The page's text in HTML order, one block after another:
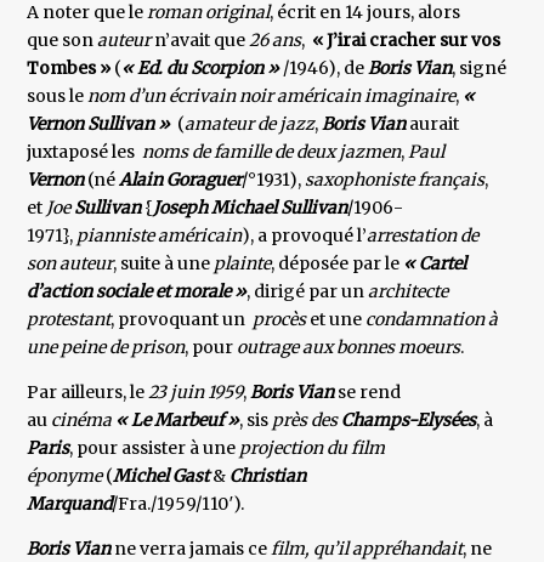
A noter que leroman original, écrit en 14 jours, alors
que sonauteurn’avait que26 ans, « J’irai cracher sur vos
Tombes » (« Ed. du Scorpion »/1946), deBoris Vian, signé
sous lenom d’un écrivain noir américain imaginaire, «
Vernon Sullivan » (amateur de jazz,Boris Vianaurait
juxtaposé lesnoms de famille de deux jazmen,Paul
Vernon(néAlain Goraguer/°1931),saxophoniste français,
et JoeSullivan{Joseph Michael Sullivan/1906-
1971}, pianniste américain), a provoqué l’arrestation de
son auteur, suite à une plainte, déposée par le « Cartel
d’action sociale et morale », dirigé par unarchitecte
protestant, provoquant un procèset une condamnation à
une peine de prison, pour outrage aux bonnes moeurs.
Par ailleurs, le23 juin 1959,Boris Vianse rend
au cinéma « Le Marbeuf », sis près desChamps-Elysées, à
Paris, pour assister à une projection du film
éponyme(Michel Gast& Christian
Marquand/Fra./1959/110′).
Boris Vianne verra jamais cefilm, qu’il appréhandait, ne